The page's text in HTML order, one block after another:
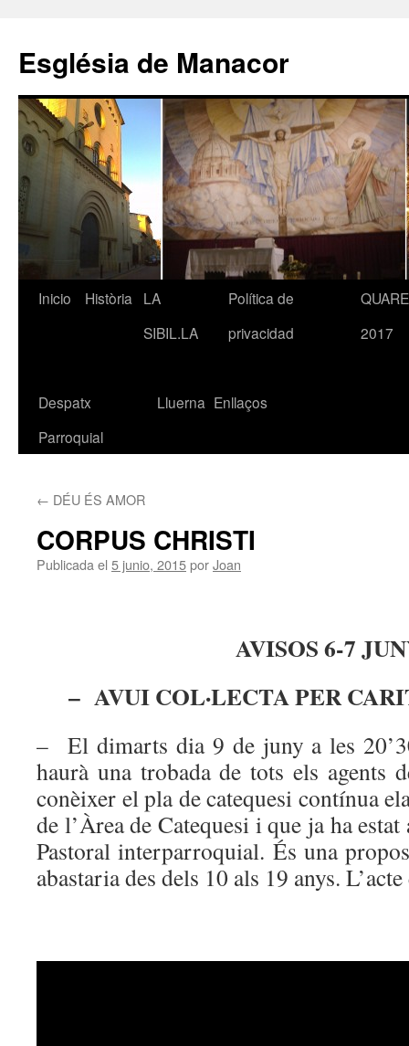
contenido
Església de Manacor
Inicio Història
LA
SIBIL.LA
Política de
privacidad
2017
Despatx
Parroquial
Lluerna Enllaços
← DÉU ÉS AMOR
CORPUS CHRISTI
Publicada el 5 junio, 2015porJoan
AVISOS 6-7
– AVUI COL·LECTA PER
– El dimarts dia 9 de juny a les
haurà una trobada de tots els agents
conèixer el pla de catequesi contínua
de l’Àrea de Catequesi i que ja ha
Pastoral interparroquial. És una
abastaria des dels 10 als 19 anys.